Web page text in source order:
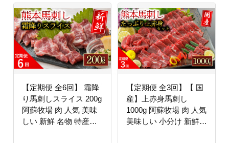
【定期便 全6回】 霜降
り馬刺しスライス 200g
阿蘇牧場 肉 人気 美味
しい 新鮮 名物 特産品
【定期便 全3回】【 国
産】上赤身馬刺し
1000g 阿蘇牧場 肉 人気
美味しい 小分け 新鮮